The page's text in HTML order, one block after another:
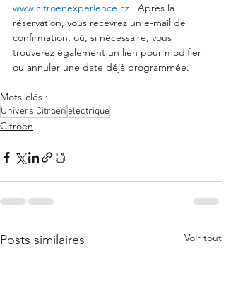
www.citroenexperience.cz . Après la
réservation, vous recevrez un e-mail de
confirmation, où, si nécessaire, vous
trouverez également un lien pour modifier
ou annuler une date déjà programmée.
Mots-clés :
Univers Citroënelectrique
Citroën
Posts similaires Voir tout